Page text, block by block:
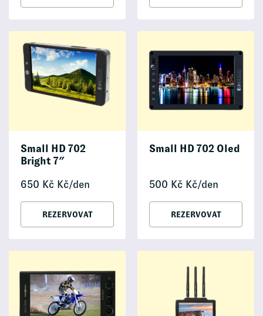
Small HD 702
Bright 7″
650 Kč Kč/den
REZERVOVAT
Small HD 702 Oled
500 Kč Kč/den
REZERVOVAT